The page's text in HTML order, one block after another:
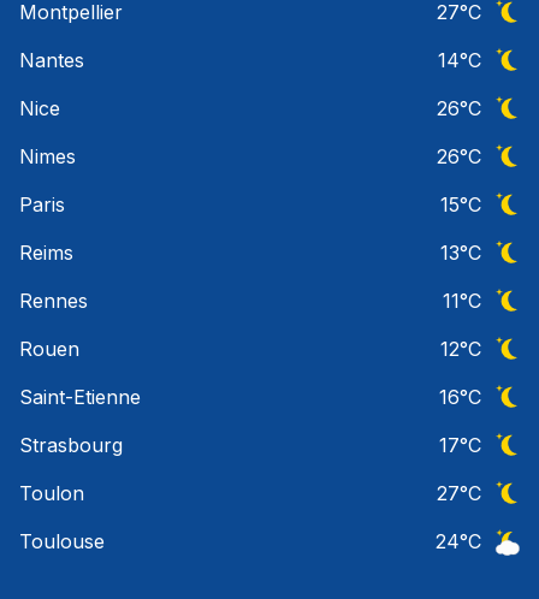
Montpellier
27°C
Nantes
14°C
Nice
26°C
Nimes
26°C
Paris
15°C
Reims
13°C
Rennes
11°C
Rouen
12°C
Saint-Etienne
16°C
Strasbourg
17°C
Toulon
27°C
Toulouse
24°C